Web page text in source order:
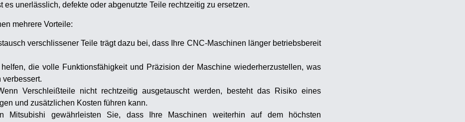
unerlässlich, defekte oder abgenutzte Teile rechtzeitig zu ersetzen.
mehrere Vorteile:
verschlissener Teile trägt dazu bei, dass Ihre CNC-Maschinen länger betriebsbereit
die volle Funktionsfähigkeit und Präzision der Maschine wiederherzustellen, was
verbessert.
Verschleißteile nicht rechtzeitig ausgetauscht werden, besteht das Risiko eines
und zusätzlichen Kosten führen kann.
Mitsubishi gewährleisten Sie, dass Ihre Maschinen weiterhin auf dem höchsten